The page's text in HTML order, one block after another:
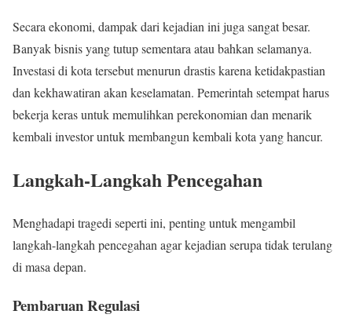
Secara ekonomi, dampak dari kejadian ini juga sangat besar.
Banyak bisnis yang tutup sementara atau bahkan selamanya.
Investasi di kota tersebut menurun drastis karena ketidakpastian
dan kekhawatiran akan keselamatan. Pemerintah setempat harus
bekerja keras untuk memulihkan perekonomian dan menarik
kembali investor untuk membangun kembali kota yang hancur.
Langkah-Langkah Pencegahan
Menghadapi tragedi seperti ini, penting untuk mengambil
langkah-langkah pencegahan agar kejadian serupa tidak terulang
di masa depan.
Pembaruan Regulasi